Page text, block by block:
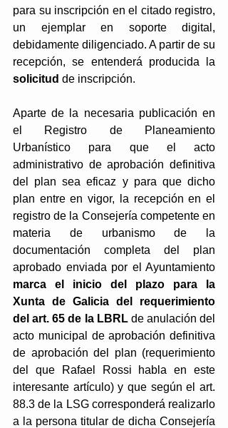
para su inscripción en el citado registro,
un ejemplar en soporte digital,
debidamente diligenciado. A partir de su
solicitud de inscripción.
Aparte de la necesaria publicación en
el Registro de Planeamiento
Urbanístico para que el acto
administrativo de aprobación definitiva
del plan sea eficaz y para que dicho
plan entre en vigor, la recepción en el
registro de la Consejería competente en
materia de urbanismo de la
documentación completa del plan
marca el inicio del plazo para la
Xunta de Galicia del requerimiento
del art. 65 de la LBRL de anulación del
acto municipal de aprobación definitiva
de aprobación del plan (requerimiento
del que Rafael Rossi habla en este
interesante artículo) y que según el art.
88.3 de la LSG corresponderá realizarlo
a la persona titular de dicha Consejería